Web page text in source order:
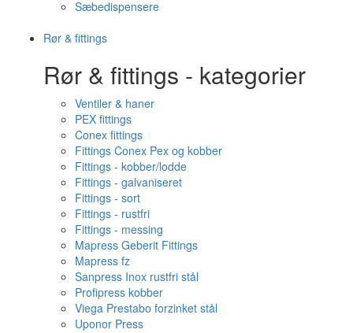
Sæbedispensere
Rør & fittings
Rør & fittings - kategorier
Ventiler & haner
PEX fittings
Conex fittings
Fittings Conex Pex og kobber
Fittings - kobber/lodde
Fittings - galvaniseret
Fittings - sort
Fittings - rustfri
Fittings - messing
Mapress Geberit Fittings
Mapress fz
Sanpress Inox rustfri stål
Profipress kobber
Viega Prestabo forzinket stål
Uponor Press